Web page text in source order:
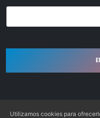
Utilizamos cookies para